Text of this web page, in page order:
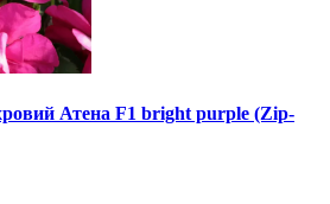
Атена F1 bright purple (Zip-